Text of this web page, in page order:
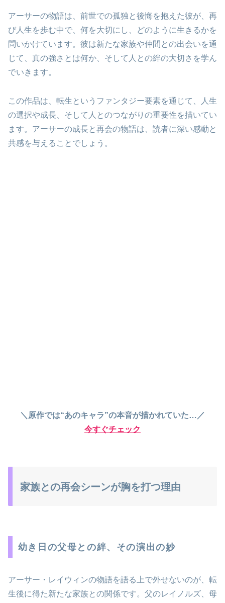
アーサーの物語は、前世での孤独と後悔を抱えた彼が、再
び人生を歩む中で、何を大切にし、どのように生きるかを
問いかけています。彼は新たな家族や仲間との出会いを通
じて、真の強さとは何か、そして人との絆の大切さを学ん
でいきます。
この作品は、転生というファンタジー要素を通じて、人生
の選択や成長、そして人とのつながりの重要性を描いてい
ます。アーサーの成長と再会の物語は、読者に深い感動と
共感を与えることでしょう。
＼原作では“あのキャラ”の本音が描かれていた…／
今すぐチェック
家族との再会シーンが胸を打つ理由
幼き日の父母との絆、その演出の妙
アーサー・レイウィンの物語を語る上で外せないのが、転
生後に得た新たな家族との関係です。父のレイノルズ、母